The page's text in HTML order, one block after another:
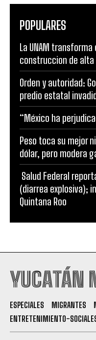
POPULARES
La UNAM
construccion de
Orden y autoridad:
predio estatal
“México ha
Peso toca su mejor
dólar, pero modera
Salud Federal
(diarrea explosiva);
Quintana Roo
YUCATÁN
ESPECIALES MIGRANTES
ENTRETENIMIENTO-